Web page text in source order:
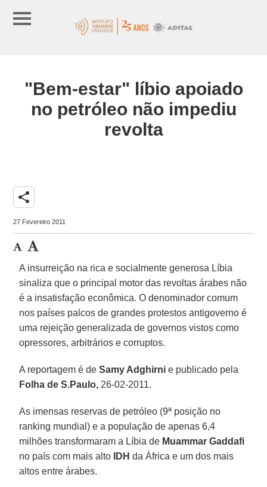
"Bem-estar" líbio apoiado
no petróleo não impediu
revolta
share
27 Fevereiro 2011
A insurreição na rica e socialmente generosa Líbia
sinaliza que o principal motor das revoltas árabes não
é a insatisfação econômica. O denominador comum
nos países palcos de grandes protestos antigoverno é
uma rejeição generalizada de governos vistos como
opressores, arbitrários e corruptos.
A reportagem é deSamy Adghirni e publicado pela
Folha de S.Paulo, 26-02-2011.
As imensas reservas de petróleo (9ª posição no
ranking mundial) e a população de apenas 6,4
milhões transformaram a Líbia de Muammar Gaddafi
no país com mais alto
IDH da África e um dos mais
altos entre árabes.